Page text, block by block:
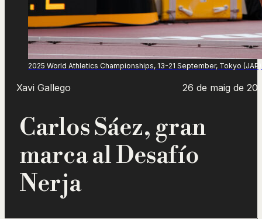
Xavi Gallego 26 de maig de
Carlos Sáez, gran
marca al Desafío
Nerja
2025 World Athletics Championships, 13-21 September, Tokyo